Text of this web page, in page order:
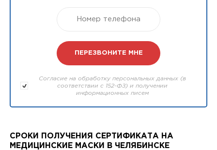
Согласие на обработку персональных данных (в
соответствии с 152-ФЗ) и получении
информационных писем
СРОКИ ПОЛУЧЕНИЯ СЕРТИФИКАТА НА
МЕДИЦИНСКИЕ МАСКИ В ЧЕЛЯБИНСКЕ